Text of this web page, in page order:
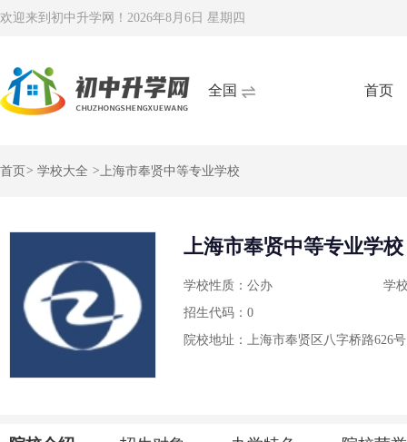
欢迎来到初中升学网！ 2026年8月6日 星期四
全国 首页
首页 > 学校大全 >上海市奉贤中等专业学校
上海市奉贤中等专业学校
学校性质：公办
学
招生代码：0
院校地址：上海市奉贤区八字桥路626号